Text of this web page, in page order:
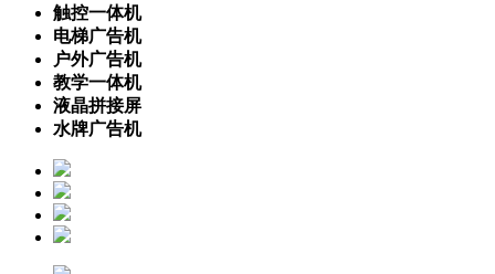
触控一体机
电梯广告机
户外广告机
教学一体机
液晶拼接屏
水牌广告机